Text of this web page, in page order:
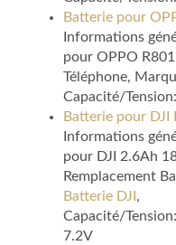
Batterie pour
Informations
pour OPPO
Téléphone,
Capacité/
Batterie pour DJI
Informations
pour DJI 2.6Ah
Remplacement
Batterie DJI ,
Capacité/
7.2V